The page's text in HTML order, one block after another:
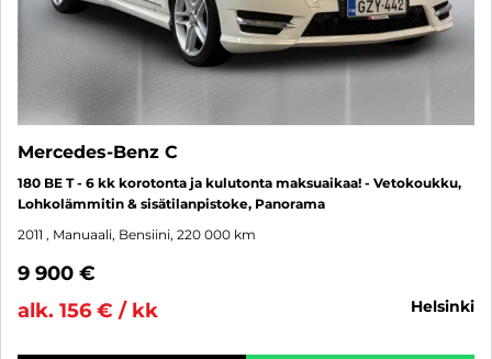
Mercedes-Benz C
180 BE T - 6 kk korotonta ja kulutonta maksuaikaa! - Vetokoukku,
Lohkolämmitin & sisätilanpistoke, Panorama
2011 , Manuaali, Bensiini, 220 000 km
9 900 €
alk. 156 € / kk
helsinki